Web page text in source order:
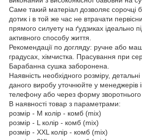
Саме такий матеріал дозволяє сорочці
дотик і в той же час не втрачати
прямого силуету на ґудзиках ідеально
активного способу життя.
Рекомендації по догляду: ручне або
градусах, хімчистка. Прасування при
Барабанна сушка заборонена.
Наявність необхідного розміру, детальні
даного виробу уточнюйте у менеджерів
телефону або через форму зворотнього
В наявності товар з параметрами:
розмір - M колір - комб (mix)
розмір - L колір - комб (mix)
розмір - XXL колір - комб (mix)